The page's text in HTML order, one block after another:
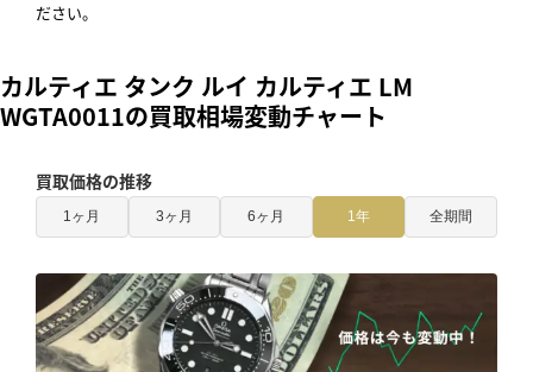
ださい。
カルティエ タンク ルイ カルティエ LM
WGTA0011の買取相場変動チャート
買取価格の推移
1ヶ月 3ヶ月 6ヶ月 1年 全期間